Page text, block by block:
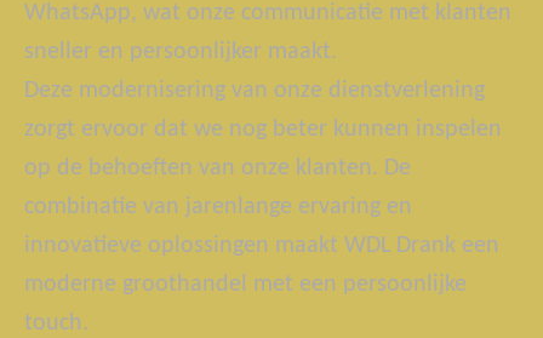
WhatsApp, wat onze communicatie met klanten
sneller en persoonlijker maakt.
Deze modernisering van onze dienstverlening
zorgt ervoor dat we nog beter kunnen inspelen
op de behoeften van onze klanten. De
combinatie van jarenlange ervaring en
innovatieve oplossingen maakt WDL Drank een
moderne groothandel met een persoonlijke
touch.